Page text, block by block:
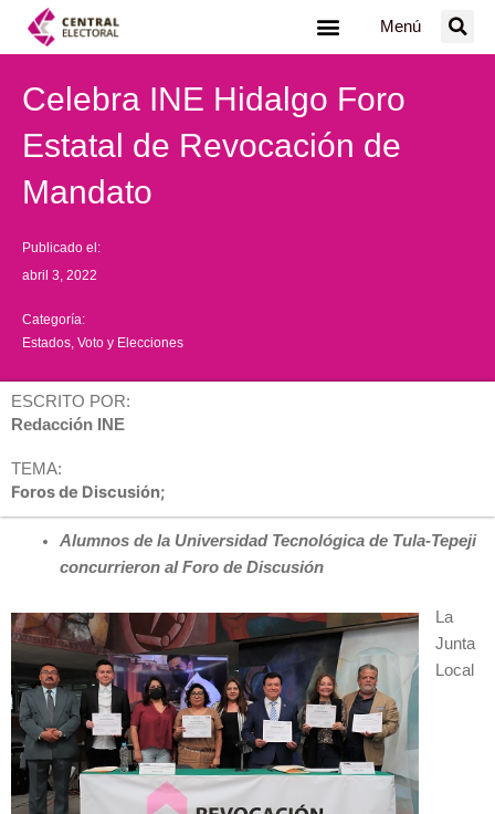
Menú
Celebra INE Hidalgo Foro
Estatal de Revocación de
Mandato
Publicado el:
abril 3, 2022
Categoría:
Estados Voto y Elecciones
ESCRITO POR:
Redacción INE
TEMA:
Foros de Discusión;
Alumnos de la Universidad Tecnológica de Tula-Tepeji
concurrieron al Foro de Discusión
La
Junta
Local